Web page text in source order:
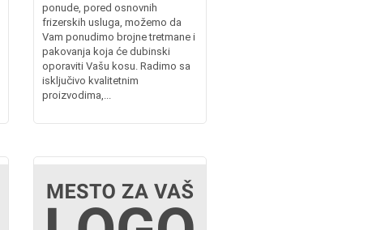
ponude, pored osnovnih
frizerskih usluga, možemo da
Vam ponudimo brojne tretmane i
pakovanja koja će dubinski
oporaviti Vašu kosu. Radimo sa
isključivo kvalitetnim
proizvodima,...